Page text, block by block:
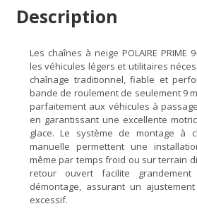
Description
Les chaînes à neige POLAIRE PRIME
les véhicules légers et utilitaires
chaînage traditionnel, fiable et
bande de roulement de seulement 9
parfaitement aux véhicules à
en garantissant une excellente
glace. Le système de montage à
manuelle permettent une
même par temps froid ou sur terrain
retour ouvert facilite
démontage, assurant un
excessif.